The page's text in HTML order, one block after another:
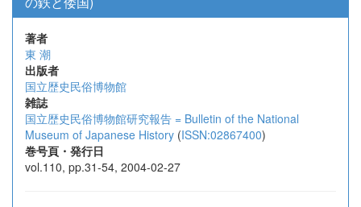
著者
東 潮
出版者
国立歴史民俗博物館
雑誌
国立歴史民俗博物館研究報告 = Bulletin of the National
Museum of Japanese History (ISSN:02867400)
巻号頁・発行日
vol.110, pp.31-54, 2004-02-27